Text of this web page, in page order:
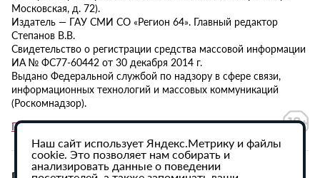
Московская, д. 72).
Издатель — ГАУ СМИ СО «Регион 64». Главный редактор
Степанов В.В.
Свидетельство о регистрации средства массовой информации
ИА № ФС77-60442 от 30 декабря 2014 г.
Выдано Федеральной службой по надзору в сфере связи,
информационных технологий и массовых коммуникаций
(Роскомнадзор).
Политика в отношении обработки персональных данных
Наш сайт использует Яндекс.Метрику и файлы
cookie. Это позволяет нам собирать и
анализировать данные о поведении